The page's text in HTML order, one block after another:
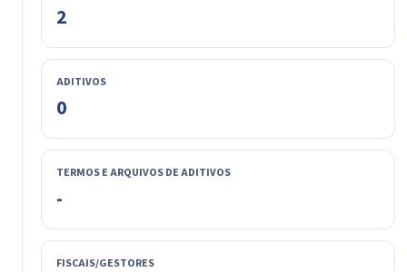
2
ADITIVOS
0
TERMOS E ARQUIVOS DE ADITIVOS
-
FISCAIS/GESTORES